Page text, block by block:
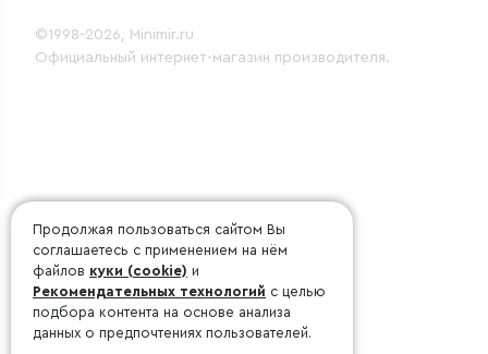
©1998-2026, Minimir.ru
Официальный интернет-магазин производителя.
Продолжая пользоваться сайтом Вы
соглашаетесь с применением на нём
файлов куки (cookie) и
Рекомендательных технологий с целью
подбора контента на основе анализа
данных о предпочтениях пользователей.